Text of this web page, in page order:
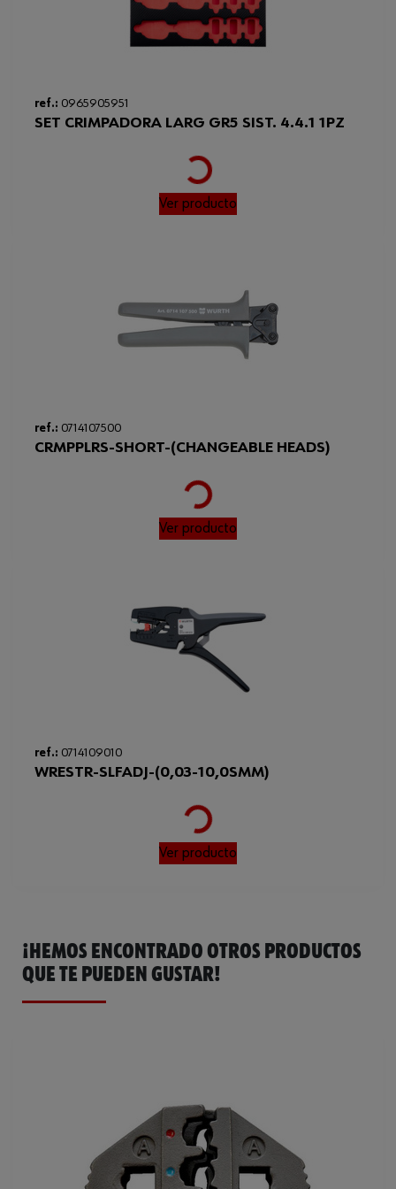
ref.: 0965905951
SET CRIMPADORA LARG GR5 SIST. 4.4.1 1PZ
Loading...
Ver producto
ref.: 0714107500
CRMPPLRS-SHORT-(CHANGEABLE HEADS)
Loading...
Ver producto
ref.: 0714109010
WRESTR-SLFADJ-(0,03-10,0SMM)
Loading...
Ver producto
¡HEMOS ENCONTRADO OTROS PRODUCTOS
QUE TE PUEDEN GUSTAR!